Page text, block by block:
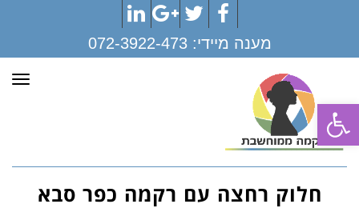
פתח סרגל נגישות
Facebook
Twitter
Google+
LinkedIn
מענה מיידי:072-3922-473
חלוק רחצה עם רקמה כפר סבא